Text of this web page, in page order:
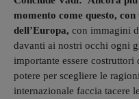
momento come questo,
dell’Europa, con immagini
davanti ai nostri occhi ogni
importante essere
potere per scegliere le
internazionale faccia tacere